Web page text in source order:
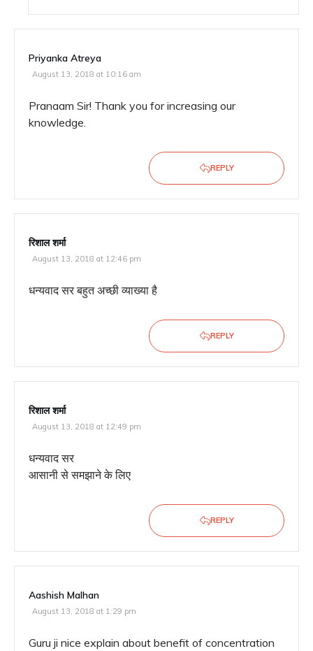
Priyanka Atreya
August 13, 2018 at 10:16 am
Pranaam Sir! Thank you for increasing our
knowledge.
REPLY
रिशाल शर्मा
August 13, 2018 at 12:46 pm
धन्यवाद सर बहुत अच्छी व्याख्या है
REPLY
रिशाल शर्मा
August 13, 2018 at 12:49 pm
धन्यवाद सर
आसानी से समझाने के लिए
REPLY
Aashish Malhan
August 13, 2018 at 1:29 pm
Guru ji nice explain about benefit of concentration